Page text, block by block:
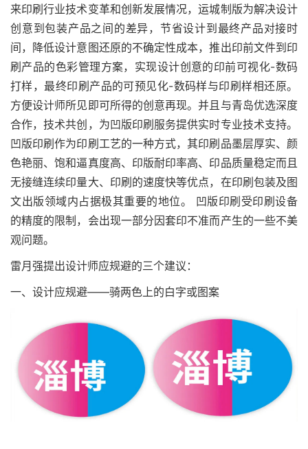
来印刷行业技术变革和创新发展情况，运城制版为解决设计
创意到包装产品之间的差异，节省设计到最终产品对接时
间，降低设计意图还原的不确定性成本，推出印前文件到印
刷产品的色彩管理方案，实现设计创意的印前可视化-数码
打样，最终印刷产品的可预见化-数码样与印刷样相还原。
方便设计师所见即可所得的创意再现。并且与青岛优选深度
合作，技术共创，为凹版印刷服务提供实时专业技术支持。
凹版印刷作为印刷工艺的一种方式，其印刷品墨层厚实、颜
色艳丽、饱和逼真度高、印版耐印率高、印品质量稳定而且
无接缝连续印量大、印刷的速度快等优点，在印刷包装及图
文出版领域内占据极其重要的地位。 凹版印刷受印刷设备
的精度的限制，会出现一部分因套印不准而产生的一些不美
观问题。
雷月强提出设计师应规避的三个建议：
一、设计应规避——骑两色上的白字或图案